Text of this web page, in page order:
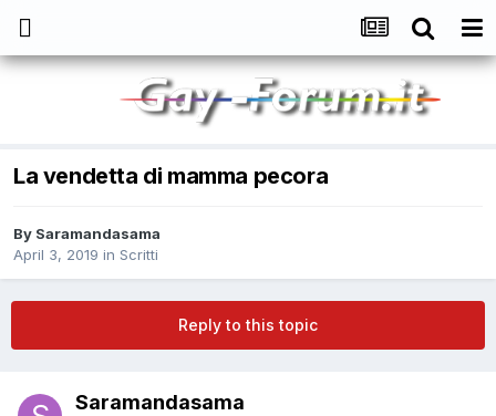
La vendetta di mamma pecora
By Saramandasama
April 3, 2019 in Scritti
Reply to this topic
Saramandasama